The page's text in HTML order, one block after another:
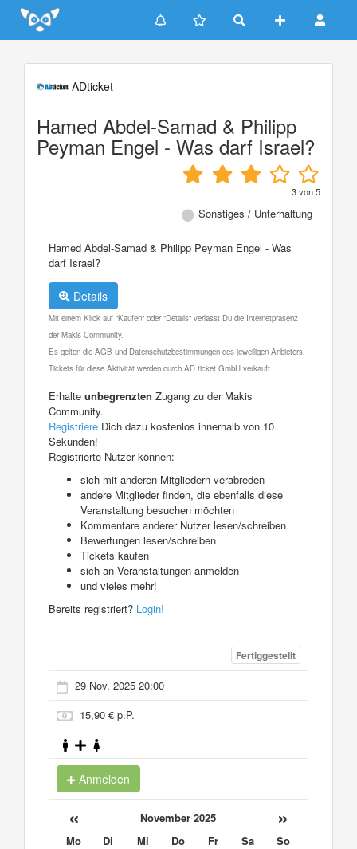
Update cookies preferences
ADticket
Hamed Abdel-Samad & Philipp
Peyman Engel - Was darf Israel?
3von5
Sonstiges / Unterhaltung
Hamed Abdel-Samad & Philipp Peyman Engel - Was
darf Israel?
Details
Mit einem Klick auf "Kaufen" oder "Details" verlässt Du die Internetpräsenz
der Makis Community.
Es gelten die AGB und Datenschutzbestimmungen des jeweiligen Anbieters.
Tickets für diese Aktivität werden durch AD ticket GmbH verkauft.
Erhalte unbegrenzten Zugang zu der Makis
Community.
Registriere Dich dazu kostenlos innerhalb von 10
Sekunden!
Registrierte Nutzer können:
sich mit anderen Mitgliedern verabreden
andere Mitglieder finden, die ebenfalls diese
Veranstaltung besuchen möchten
Kommentare anderer Nutzer lesen/schreiben
Bewertungen lesen/schreiben
Tickets kaufen
sich an Veranstaltungen anmelden
und vieles mehr!
Bereits registriert? Login!
Fertiggestellt
29 Nov. 2025 20:00
15,90 € p.P.
Anmelden
« November 2025 »
Mo Di Mi Do Fr Sa
So